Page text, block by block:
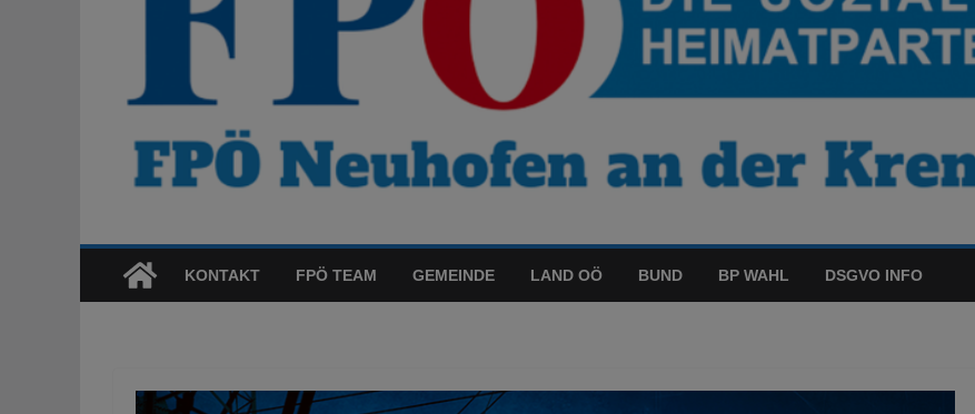
KONTAKT FPÖ TEAM GEMEINDE LAND OÖ BUND BP WAHL DSGVO INFO